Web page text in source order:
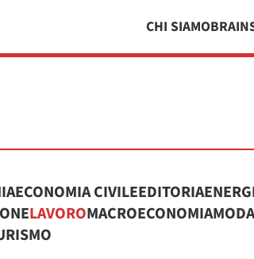
CHI SIAMO
ECONOMIA CIVILEEDITORIA
LAVOROMACROECONOMIA